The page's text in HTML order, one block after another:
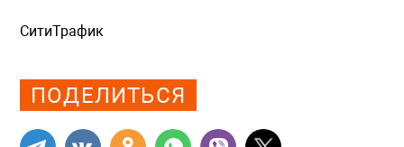
СитиТрафик
ПОДЕЛИТЬСЯ